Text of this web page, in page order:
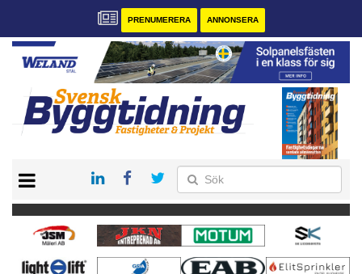
PRENUMERERA ANNONSERA
PRENUMERERA
VÅRA ANDRA MAGASIN
ANNONSERA